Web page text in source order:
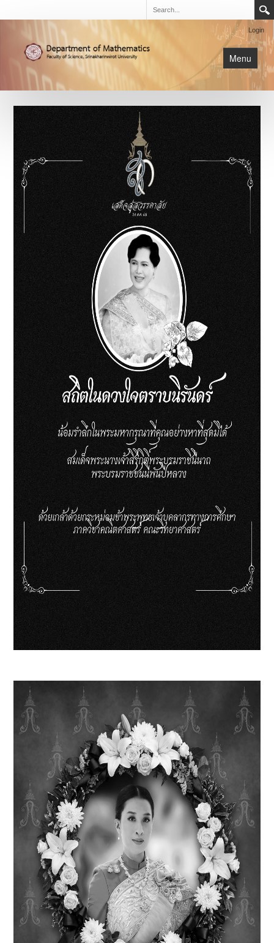
Login
Menu
หน้าหลัก
การเรียนการสอน